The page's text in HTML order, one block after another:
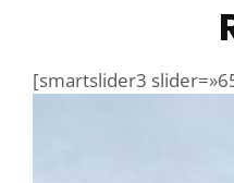
[smartslider3